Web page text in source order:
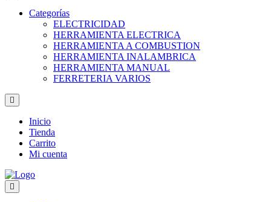
Categorías
ELECTRICIDAD
HERRAMIENTA ELECTRICA
HERRAMIENTA A COMBUSTION
HERRAMIENTA INALAMBRICA
HERRAMIENTA MANUAL
FERRETERIA VARIOS
Inicio
Tienda
Carrito
Mi cuenta